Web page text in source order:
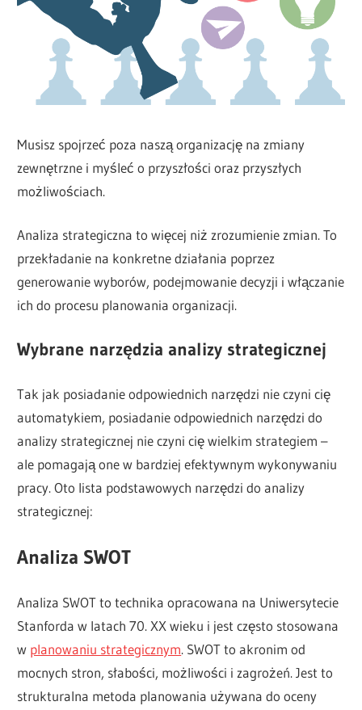
Musisz spojrzeć poza naszą organizację na zmiany
zewnętrzne i myśleć o przyszłości oraz przyszłych
możliwościach.
Analiza strategiczna to więcej niż zrozumienie zmian. To
przekładanie na konkretne działania poprzez
generowanie wyborów, podejmowanie decyzji i włączanie
ich do procesu planowania organizacji.
Wybrane narzędzia analizy strategicznej
Tak jak posiadanie odpowiednich narzędzi nie czyni cię
automatykiem, posiadanie odpowiednich narzędzi do
analizy strategicznej nie czyni cię wielkim strategiem –
ale pomagają one w bardziej efektywnym wykonywaniu
pracy. Oto lista podstawowych narzędzi do analizy
strategicznej:
Analiza SWOT
Analiza SWOT to technika opracowana na Uniwersytecie
Stanforda w latach 70. XX wieku i jest często stosowana
w planowaniu strategicznym. SWOT to akronim od
mocnych stron, słabości, możliwości i zagrożeń. Jest to
strukturalna metoda planowania używana do oceny